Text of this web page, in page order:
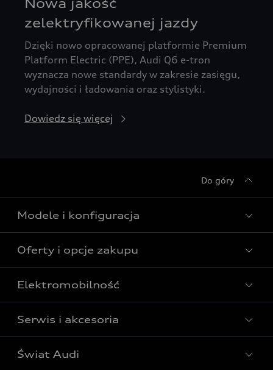
Nowa jakość
zelektryfikowanej jazdy
Dzięki nowo opracowanej platformie Premium
Platform Electric (PPE), Audi Q6 e-tron
wyznacza nowe standardy w zakresie zasięgu,
wydajności i ładowania oraz stylistyki.
Dowiedz się więcej
Do góry
Modele i konfiguracja
Wszystkie modele Audi
Modele elektryczne Audi
Modele Audi plug-in hybrid
Modele Audi RS
Oferty i opcje zakupu
Gotowe do odbioru
Oferta Audi Business Edition
Oferta Audi Perfect Lease
Elektromobilność
Poznaj nasze modele elektryczne
Porównaj nasze modele elektryczne
Serwis i akcesoria
Akcesoria
Świat Audi